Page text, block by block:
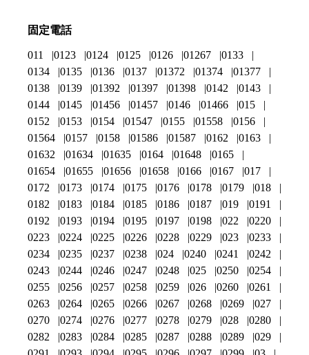
固定電話
011 0123 0124 0125 0126 01267
0133
0134
0135 0136 0137 01372 01374
01377
0138
0139 01392 01397 01398 0142
0143
0144
0145 01456 01457 0146 01466
015
0152
0153 0154 01547 0155 01558
0156
01564
0157 0158 01586 01587 0162
0163
01632
01634 01635 0164 01648
0165
01654
01655 01656 01658 0166 0167
017
0172
0173 0174 0175 0176 0178 0179
018
0182
0183 0184 0185 0186 0187 019
0191
0192
0193 0194 0195 0197 0198 022
0220
0223
0224 0225 0226 0228 0229 023
0233
0234
0235 0237 0238 024 0240 0241
0242
0243
0244 0246 0247 0248 025 0250
0254
0255
0256 0257 0258 0259 026 0260
0261
0263
0264 0265 0266 0267 0268 0269
027
0270
0274 0276 0277 0278 0279 028
0280
0282
0283 0284 0285 0287 0288 0289
029